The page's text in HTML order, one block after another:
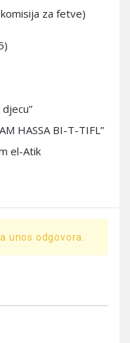
za fetve)
HASSA BI-T-TIFL”
el-Atik
unos odgovora.